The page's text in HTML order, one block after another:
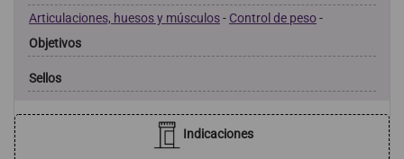
Articulaciones, huesos y músculos- Control de peso-
Objetivos
Sellos
Indicaciones